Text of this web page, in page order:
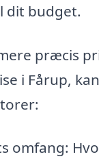
dit budget.
præcis
i Fårup,
omfang: